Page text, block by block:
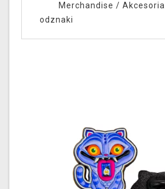
Merchandise / Akcesoria
odznaki